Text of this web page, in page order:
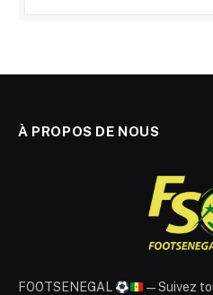
À PROPOS DE NOUS
FOOTSENEGAL — Suivez